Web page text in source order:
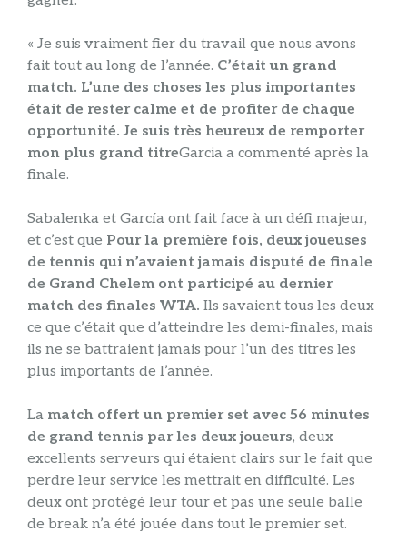
« Je suis vraiment fier du travail que nous avons
fait tout au long de l’année. C’était un grand
match. L’une des choses les plus importantes
était de rester calme et de profiter de chaque
opportunité. Je suis très heureux de remporter
mon plus grand titreGarcia a commenté après la
finale.
Sabalenka et García ont fait face à un défi majeur,
et c’est que Pour la première fois, deux joueuses
de tennis qui n’avaient jamais disputé de finale
de Grand Chelem ont participé au dernier
match des finales WTA. Ils savaient tous les deux
ce que c’était que d’atteindre les demi-finales, mais
ils ne se battraient jamais pour l’un des titres les
plus importants de l’année.
La match offert un premier set avec 56 minutes
de grand tennis par les deux joueurs, deux
excellents serveurs qui étaient clairs sur le fait que
perdre leur service les mettrait en difficulté. Les
deux ont protégé leur tour et pas une seule balle
de break n’a été jouée dans tout le premier set.